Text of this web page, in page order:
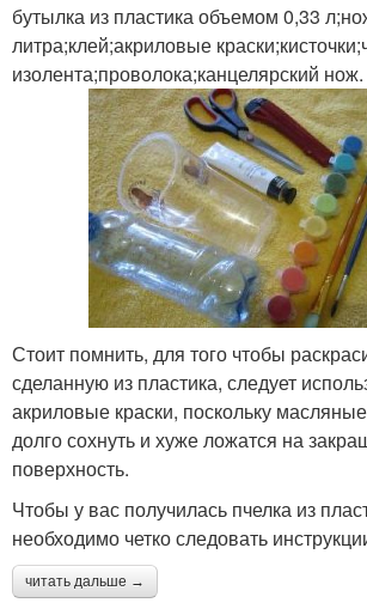
бутылка из пластика объемом 0,33
литра;клей;акриловые
изолента;проволока;канцелярский нож.
Стоит помнить, для того чтобы
сделанную из пластика, следует
акриловые краски, поскольку
долго сохнуть и хуже ложатся на
поверхность.
Чтобы у вас получилась пчелка из
необходимо четко следовать
читать дальше →